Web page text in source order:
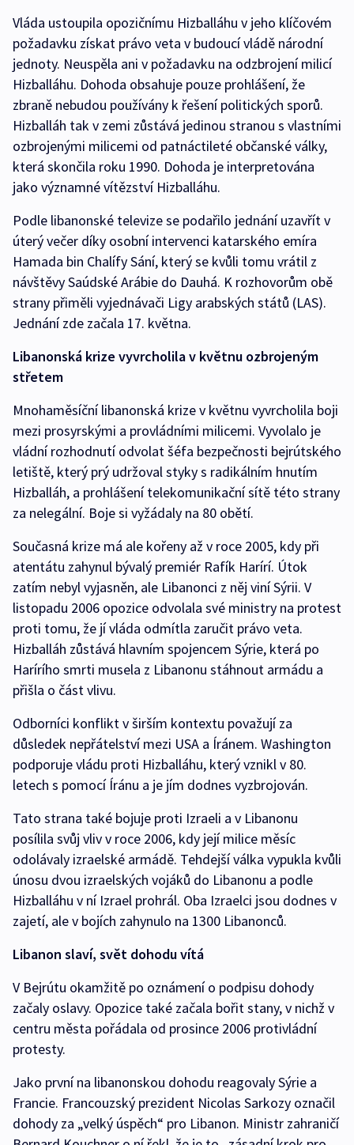
Vláda ustoupila opozičnímu Hizballáhu v jeho klíčovém
požadavku získat právo veta v budoucí vládě národní
jednoty. Neuspěla ani v požadavku na odzbrojení milicí
Hizballáhu. Dohoda obsahuje pouze prohlášení, že
zbraně nebudou používány k řešení politických sporů.
Hizballáh tak v zemi zůstává jedinou stranou s vlastními
ozbrojenými milicemi od patnáctileté občanské války,
která skončila roku 1990. Dohoda je interpretována
jako významné vítězství Hizballáhu.
Podle libanonské televize se podařilo jednání uzavřít v
úterý večer díky osobní intervenci katarského emíra
Hamada bin Chalífy Sání, který se kvůli tomu vrátil z
návštěvy Saúdské Arábie do Dauhá. K rozhovorům obě
strany přiměli vyjednávači Ligy arabských států (LAS).
Jednání zde začala 17. května.
Libanonská krize vyvrcholila v květnu ozbrojeným
střetem
Mnohaměsíční libanonská krize v květnu vyvrcholila boji
mezi prosyrskými a provládními milicemi. Vyvolalo je
vládní rozhodnutí odvolat šéfa bezpečnosti bejrútského
letiště, který prý udržoval styky s radikálním hnutím
Hizballáh, a prohlášení telekomunikační sítě této strany
za nelegální. Boje si vyžádaly na 80 obětí.
Současná krize má ale kořeny až v roce 2005, kdy při
atentátu zahynul bývalý premiér Rafík Harírí. Útok
zatím nebyl vyjasněn, ale Libanonci z něj viní Sýrii. V
listopadu 2006 opozice odvolala své ministry na protest
proti tomu, že jí vláda odmítla zaručit právo veta.
Hizballáh zůstává hlavním spojencem Sýrie, která po
Harírího smrti musela z Libanonu stáhnout armádu a
přišla o část vlivu.
Odborníci konflikt v širším kontextu považují za
důsledek nepřátelství mezi USA a Íránem. Washington
podporuje vládu proti Hizballáhu, který vznikl v 80.
letech s pomocí Íránu a je jím dodnes vyzbrojován.
Tato strana také bojuje proti Izraeli a v Libanonu
posílila svůj vliv v roce 2006, kdy její milice měsíc
odolávaly izraelské armádě. Tehdejší válka vypukla kvůli
únosu dvou izraelských vojáků do Libanonu a podle
Hizballáhu v ní Izrael prohrál. Oba Izraelci jsou dodnes v
zajetí, ale v bojích zahynulo na 1300 Libanonců.
Libanon slaví, svět dohodu vítá
V Bejrútu okamžitě po oznámení o podpisu dohody
začaly oslavy. Opozice také začala bořit stany, v nichž v
centru města pořádala od prosince 2006 protivládní
protesty.
Jako první na libanonskou dohodu reagovaly Sýrie a
Francie. Francouzský prezident Nicolas Sarkozy označil
dohody za „velký úspěch“ pro Libanon. Ministr zahraničí